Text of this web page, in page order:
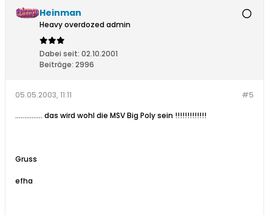
Heinman
Heavy overdozed admin
Dabei seit: 02.10.2001
Beiträge: 2996
#5
05.05.2003, 11:11
............... das wird wohl die MSV Big Poly sein !!!!!!!!!!!!!
Gruss
efha